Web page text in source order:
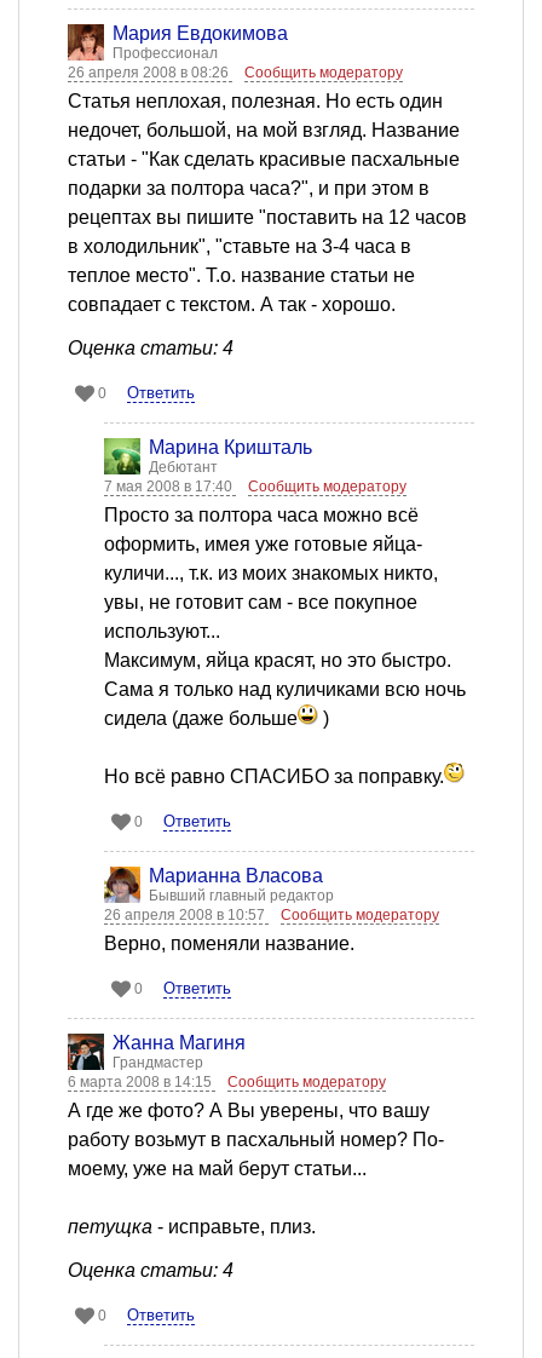
Мария Евдокимова
Профессионал
26 апреля 2008 в 08:26
Сообщить модератору
Статья неплохая, полезная. Но есть один
недочет, большой, на мой взгляд. Название
статьи - "Как сделать красивые пасхальные
подарки за полтора часа?", и при этом в
рецептах вы пишите "поставить на 12 часов
в холодильник", "ставьте на 3-4 часа в
теплое место". Т.о. название статьи не
совпадает с текстом. А так - хорошо.
Оценка статьи: 4
0 Ответить
Марина Кришталь
Дебютант
7 мая 2008 в 17:40
Сообщить модератору
Просто за полтора часа можно всё
оформить, имея уже готовые яйца-
куличи..., т.к. из моих знакомых никто,
увы, не готовит сам - все покупное
используют...
Максимум, яйца красят, но это быстро.
Сама я только над куличиками всю ночь
сидела (даже больше
)
Но всё равно СПАСИБО за поправку.
0 Ответить
Марианна Власова
Бывший главный редактор
26 апреля 2008 в 10:57
Сообщить модератору
Верно, поменяли название.
0 Ответить
Жанна Магиня
Грандмастер
6 марта 2008 в 14:15
Сообщить модератору
А где же фото? А Вы уверены, что вашу
работу возьмут в пасхальный номер? По-
моему, уже на май берут статьи...
петущка - исправьте, плиз.
Оценка статьи: 4
0 Ответить